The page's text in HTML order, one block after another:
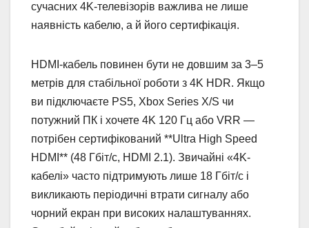
сучасних 4K-телевізорів важлива не лише
наявність кабелю, а й його сертифікація.
HDMI-кабель повинен бути не довшим за 3–5
метрів для стабільної роботи з 4K HDR. Якщо
ви підключаєте PS5, Xbox Series X/S чи
потужний ПК і хочете 4K 120 Гц або VRR —
потрібен сертифікований **Ultra High Speed
HDMI** (48 Гбіт/с, HDMI 2.1). Звичайні «4K-
кабелі» часто підтримують лише 18 Гбіт/с і
викликають періодичні втрати сигналу або
чорний екран при високих налаштуваннях.